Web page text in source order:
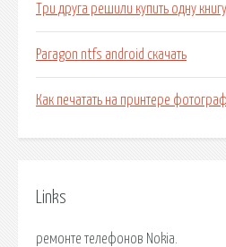
Три друга решили купить одну книгу
Paragon ntfs android скачать
Как печатать на принтере
Links
ремонте телефонов Nokia.